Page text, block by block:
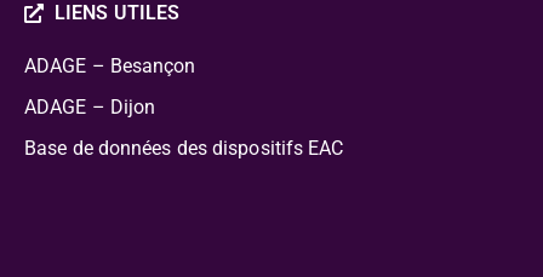
LIENS UTILES
ADAGE – Besançon
ADAGE – Dijon
Base de données des dispositifs EAC